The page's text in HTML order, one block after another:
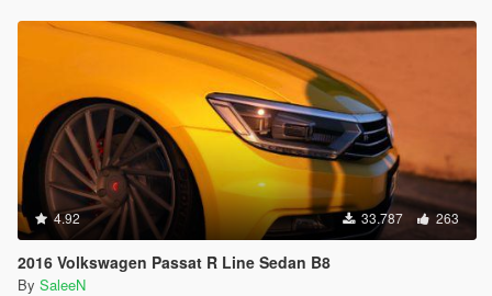
4.92 33.787 263
2016 Volkswagen Passat R Line Sedan B8
By SaleeN